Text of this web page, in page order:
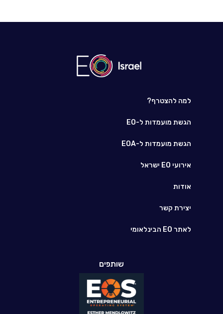
למה להצטרף?
הגשת מועמדות ל-EO
הגשת מועמדות ל-EOA
אירועי EO ישראל
אודות
יצירת קשר
לאתר EO הבינלאומי
שותפים